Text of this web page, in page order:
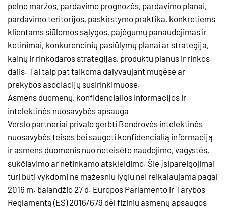
pelno maržos, pardavimo prognozės, pardavimo planai,
pardavimo teritorijos, paskirstymo praktika, konkretiems
klientams siūlomos sąlygos, pajėgumų panaudojimas ir
ketinimai, konkurencinių pasiūlymų planai ar strategija,
kainų ir rinkodaros strategijas, produktų planus ir rinkos
dalis. Tai taip pat taikoma dalyvaujant mugėse ar
prekybos asociacijų susirinkimuose.
Asmens duomenų, konfidencialios informacijos ir
intelektinės nuosavybės apsauga
Verslo partneriai privalo gerbti Bendrovės intelektinės
nuosavybės teises bei saugoti konfidencialią informaciją
ir asmens duomenis nuo neteisėto naudojimo, vagystės,
sukčiavimo ar netinkamo atskleidimo. Šie įsipareigojimai
turi būti vykdomi ne mažesniu lygiu nei reikalaujama pagal
2016 m. balandžio 27 d. Europos Parlamento ir Tarybos
Reglamentą (ES) 2016/679 dėl fizinių asmenų apsaugos